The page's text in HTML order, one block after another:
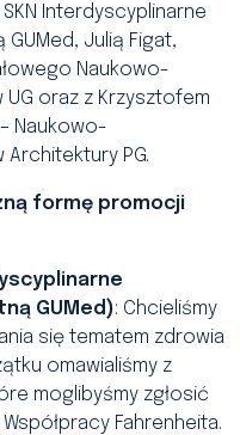
Interdyscyplinarne
Julią Figat,
Naukowo-
oraz z Krzysztofem
Naukowo-
Architektury PG.
formę promocji
GUMed): Chcieliśmy
się tematem zdrowia
omawialiśmy z
moglibyśmy zgłosić
Fahrenheita.